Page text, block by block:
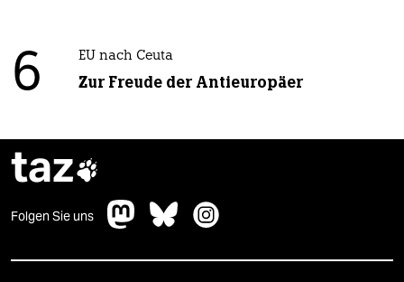
6 EU nach Ceuta
Zur Freude der Antieuropäer
taz
Folgen Sie uns